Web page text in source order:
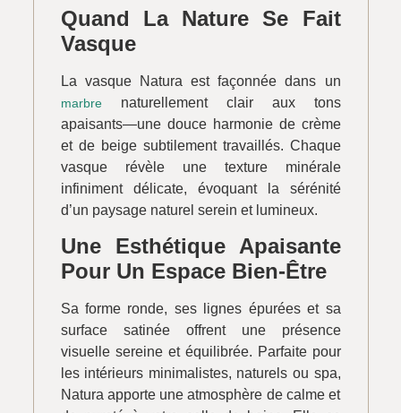
Quand La Nature Se Fait
Vasque
La vasque Natura est façonnée dans un
marbrenaturellement clair aux tons
apaisants—une douce harmonie de crème
et de beige subtilement travaillés. Chaque
vasque révèle une texture minérale
infiniment délicate, évoquant la sérénité
d’un paysage naturel serein et lumineux.
Une Esthétique Apaisante
Pour Un Espace Bien-Être
Sa forme ronde, ses lignes épurées et sa
surface satinée offrent une présence
visuelle sereine et équilibrée. Parfaite pour
les intérieurs minimalistes, naturels ou spa,
Natura apporte une atmosphère de calme et